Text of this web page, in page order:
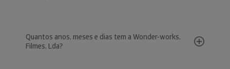
Quantos anos, meses e dias tem a Wonder-works,
Filmes, Lda?